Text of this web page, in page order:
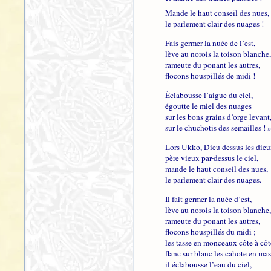
Mande le haut conseil des nues,
le parlement clair des nuages !
Fais germer la nuée de l’est,
lève au norois la toison blanche,
rameute du ponant les autres,
flocons houspillés de midi !
Éclabousse l’aigue du ciel,
égoutte le miel des nuages
sur les bons grains d’orge levant,
sur le chuchotis des semailles ! »
Lors Ukko, Dieu dessus les
père vieux par-dessus le ciel,
mande le haut conseil des nues,
le parlement clair des nuages.
Il fait germer la nuée d’est,
lève au norois la toison blanche,
rameute du ponant les autres,
flocons houspillés du midi ;
les tasse en monceaux côte à
flanc sur blanc les cahote en
il éclabousse l’eau du ciel,